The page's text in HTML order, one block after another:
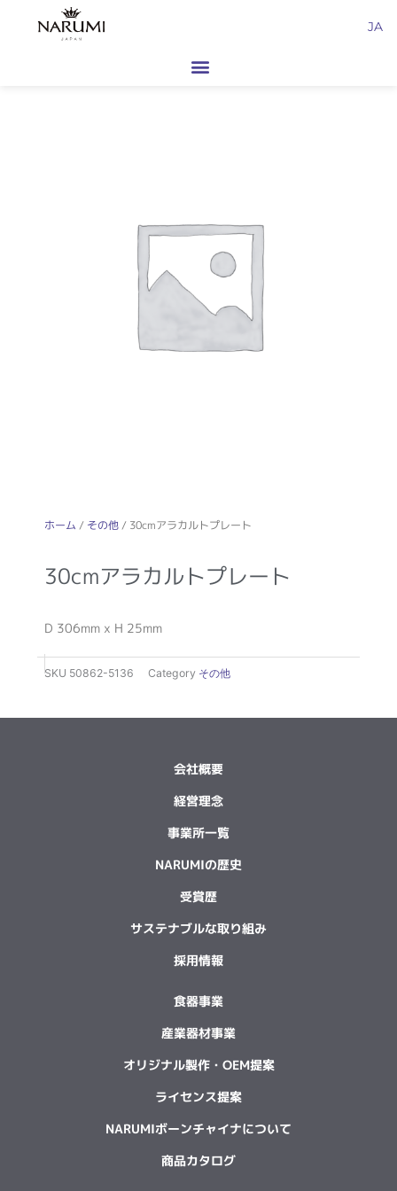
JA
ホーム / その他/ 30cmアラカルトプレート
30cmアラカルトプレート
D 306mm x H 25mm
SKU 50862-5136 Category その他
会社概要
経営理念
事業所一覧
NARUMIの歴史
受賞歴
サステナブルな取り組み
採用情報
食器事業
産業器材事業
オリジナル製作・OEM提案
ライセンス提案
NARUMIボーンチャイナについて
商品カタログ